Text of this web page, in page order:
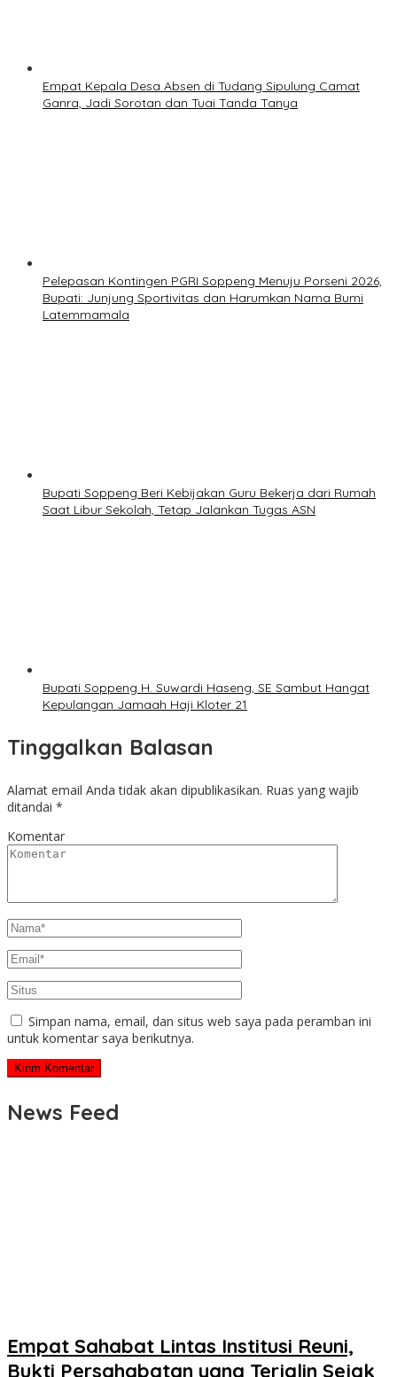
Empat Kepala Desa Absen di Tudang Sipulung Camat
Ganra, Jadi Sorotan dan Tuai Tanda Tanya
Pelepasan Kontingen PGRI Soppeng Menuju Porseni 2026,
Bupati: Junjung Sportivitas dan Harumkan Nama Bumi
Latemmamala
Bupati Soppeng Beri Kebijakan Guru Bekerja dari Rumah
Saat Libur Sekolah, Tetap Jalankan Tugas ASN
Bupati Soppeng H. Suwardi Haseng, SE Sambut Hangat
Kepulangan Jamaah Haji Kloter 21
Tinggalkan Balasan
Alamat email Anda tidak akan dipublikasikan. Ruas yang wajib
ditandai *
Komentar
Simpan nama, email, dan situs web saya pada peramban ini
untuk komentar saya berikutnya.
News Feed
Empat Sahabat Lintas Institusi Reuni,
Bukti Persahabatan yang Terjalin Sejak